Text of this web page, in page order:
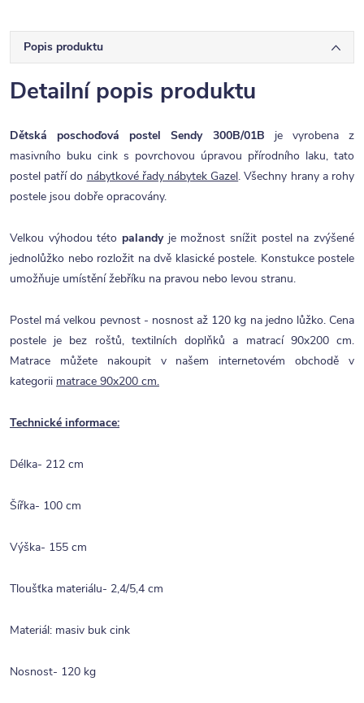
Popis produktu
Detailní popis produktu
Dětská poschoďová postel Sendy 300B/01B je vyrobena z
masivního buku cink s povrchovou úpravou přírodního laku, tato
postel patří do nábytkové řady nábytek Gazel. Všechny hrany a rohy
postele jsou dobře opracovány.
Velkou výhodou této palandy je možnost snížit postel na zvýšené
jednolůžko nebo rozložit na dvě klasické postele. Konstukce postele
umožňuje umístění žebříku na pravou nebo levou stranu.
Postel má velkou pevnost - nosnost až 120 kg na jedno lůžko. Cena
postele je bez roštů, textilních doplňků a matrací 90x200 cm.
Matrace můžete nakoupit v našem internetovém obchodě v
kategorii matrace 90x200 cm.
Technické informace:
Délka- 212 cm
Šířka- 100 cm
Výška- 155 cm
Tloušťka materiálu- 2,4/5,4 cm
Materiál: masiv buk cink
Nosnost- 120 kg